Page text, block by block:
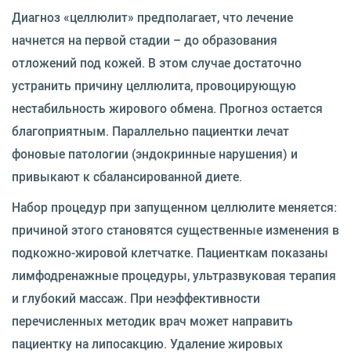
Диагноз «целлюлит» предполагает, что лечение
начнется на первой стадии – до образования
отложений под кожей. В этом случае достаточно
устранить причину целлюлита, провоцирующую
нестабильность жирового обмена. Прогноз остается
благоприятным. Параллельно пациентки лечат
фоновые патологии (эндокринные нарушения) и
привыкают к сбалансированной диете.
Набор процедур при запущенном целлюлите меняется:
причиной этого становятся существенные изменения в
подкожно-жировой клетчатке. Пациенткам показаны
лимфодренажные процедуры, ультразвуковая терапия
и глубокий массаж. При неэффективности
перечисленных методик врач может направить
пациентку на липосакцию. Удаление жировых